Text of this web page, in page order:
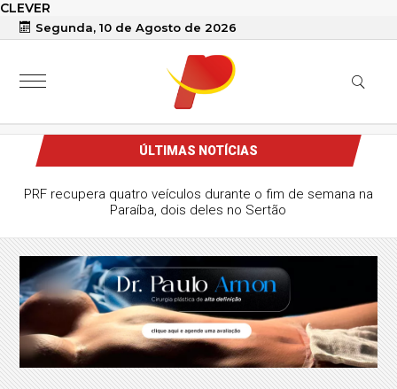
CLEVER
Segunda, 10 de Agosto de 2026
ÚLTIMAS NOTÍCIAS
PRF recupera quatro veículos durante o fim de semana na
Paraíba, dois deles no Sertão